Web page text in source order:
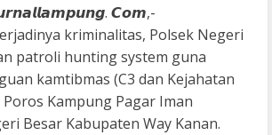
𝘾𝙤𝙢,-
kriminalitas, Polsek Negeri
patroli hunting system guna
kamtibmas (C3 dan Kejahatan
Poros Kampung Pagar Iman
Besar Kabupaten Way Kanan.